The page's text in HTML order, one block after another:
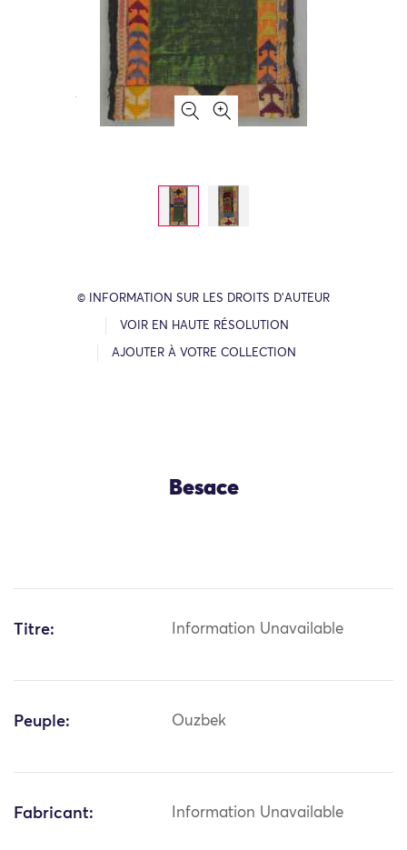
© INFORMATION SUR LES DROITS D’AUTEUR
VOIR EN HAUTE RÉSOLUTION
AJOUTER À VOTRE COLLECTION
Besace
Titre: Information Unavailable
Peuple: Ouzbek
Fabricant: Information Unavailable